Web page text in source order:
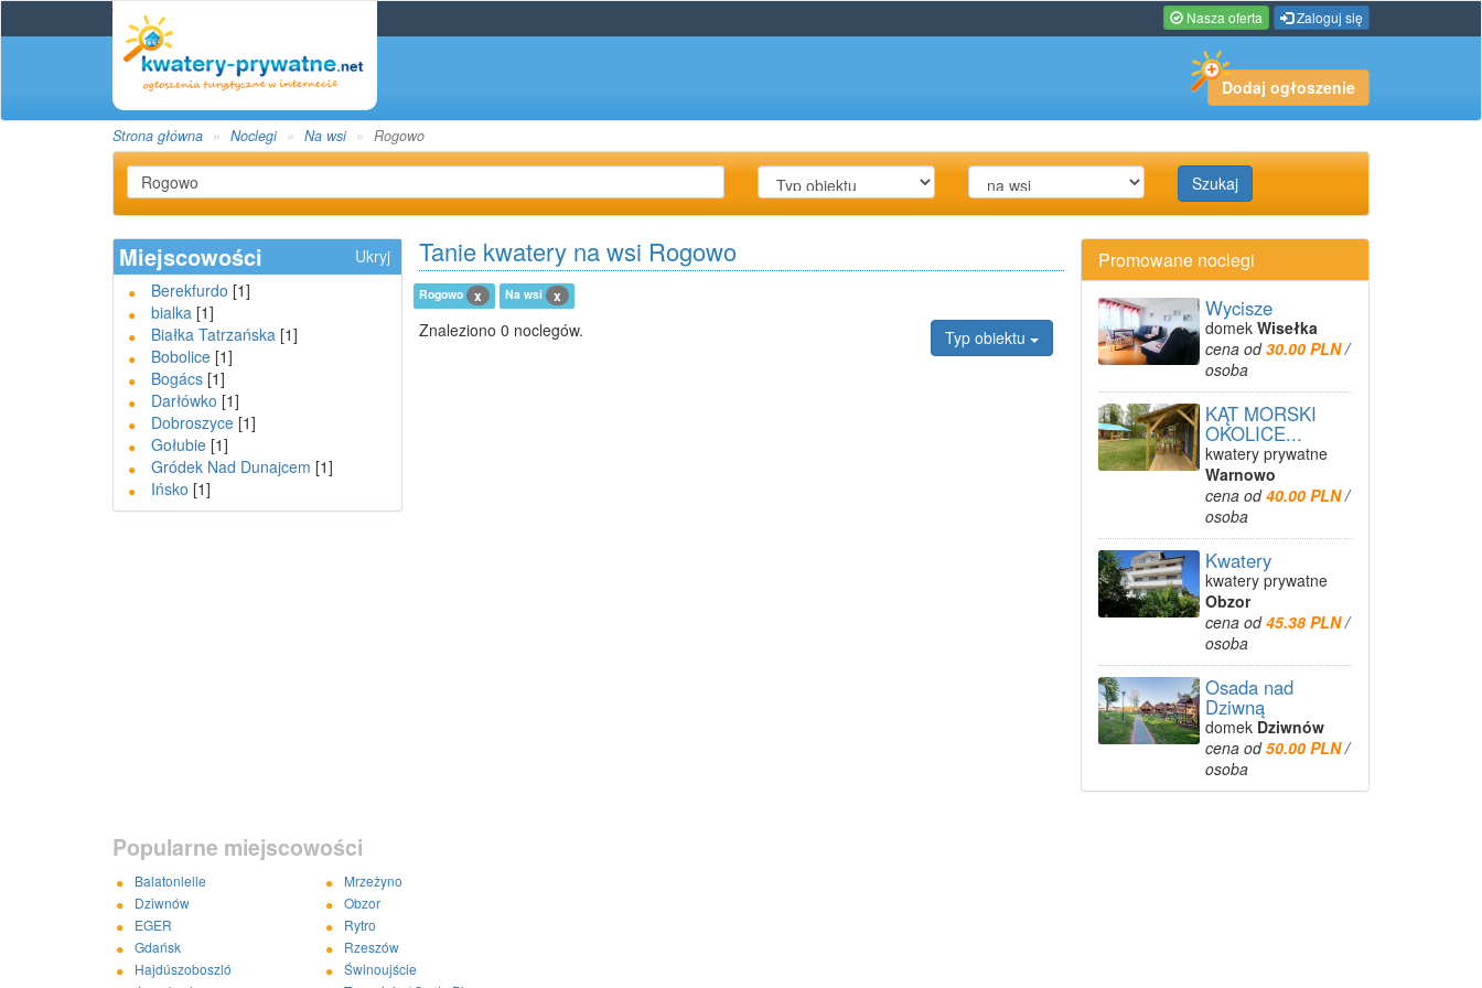
Nasza oferta Zaloguj się
Dodaj ogłoszenie
Strona główna Noclegi Na wsi Rogowo
Szukaj
Miejscowości
Ukryj
Berekfurdo [1]
bialka [1]
Białka Tatrzańska [1]
Bobolice [1]
Bogács [1]
Darłówko [1]
Dobroszyce [1]
Gołubie [1]
Gródek Nad Dunajcem [1]
Ińsko [1]
Tanie kwatery na wsi Rogowo
Rogowo x Na wsi x
Znaleziono 0 noclegów. Typ obiektu
Promowane noclegi
Wycisze
domek Wisełka
cena od30.00 PLN/
osoba
KĄT MORSKI
OKOLICE...
kwatery prywatne
Warnowo
cena od40.00 PLN/
osoba
Kwatery
kwatery prywatne
Obzor
cena od45.38 PLN/
osoba
Osada nad
Dziwną
domek Dziwnów
cena od50.00 PLN/
osoba
Popularne miejscowości
Balatonlelle
Dziwnów
EGER
Gdańsk
Hajdúszoboszló
Mrzeżyno
Obzor
Rytro
Rzeszów
Świnoujście